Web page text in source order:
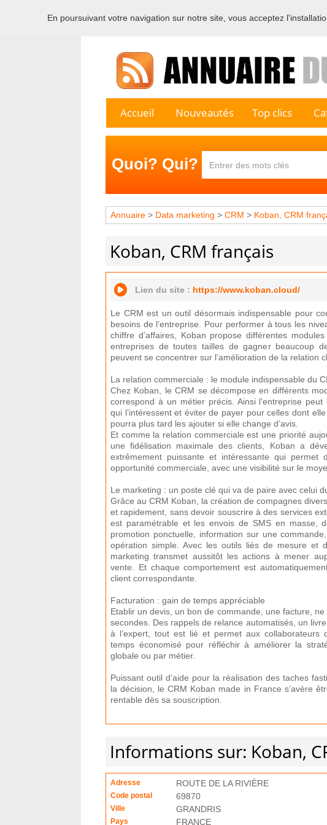
Bienvenue sur
Accueil Nouveautés Top clics
Quoi? Qui?
Annuaire > Data marketing > CRM > Koban, CRM
Koban, CRM français
Lien du site : https://www.koban.cloud/
Le CRM est un outil désormais indispensable pour
besoins de l’entreprise. Pour performer à tous les
chiffre d’affaires, Koban propose différentes
entreprises de toutes tailles de gagner beaucoup
peuvent se concentrer sur l’amélioration de la relation
La relation commerciale : le module indispensable du
Chez Koban, le CRM se décompose en différents
correspond à un métier précis. Ainsi l’entreprise
qui l’intéressent et éviter de payer pour celles dont elle
pourra plus tard les ajouter si elle change d’avis.
Et comme la relation commerciale est une priorité
une fidélisation maximale des clients, Koban a
extrêmement puissante et intéressante qui permet
opportunité commerciale, avec une visibilité sur le
Le marketing : un poste clé qui va de paire avec celui
Grâce au CRM Koban, la création de compagnes
et rapidement, sans devoir souscrire à des services
est paramétrable et les envois de SMS en masse,
promotion ponctuelle, information sur une
opération simple. Avec les outils liés de mesure et
marketing transmet aussitôt les actions à mener
vente. Et chaque comportement est
client correspondante.
Facturation : gain de temps appréciable
Etablir un devis, un bon de commande, une facture,
secondes. Des rappels de relance automatisés, un
à l’expert, tout est lié et permet aux collaborateurs
temps économisé pour réfléchir à améliorer la
globale ou par métier.
Puissant outil d’aide pour la réalisation des taches
la décision, le CRM Koban made in France s’avère
rentable dès sa souscription.
Informations sur: Koban,
Adresse ROUTE DE LA RIVIÈRE
Code postal 69870
Ville GRANDRIS
Pays FRANCE
En poursuivant votre navigation sur notre site, vous acceptez